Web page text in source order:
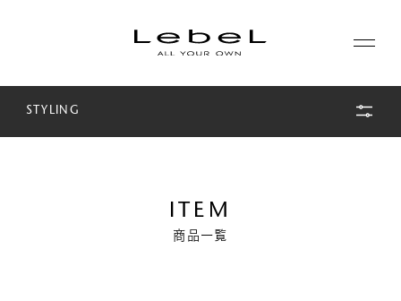
ABOUT
STYLING
ITEM
商品一覧